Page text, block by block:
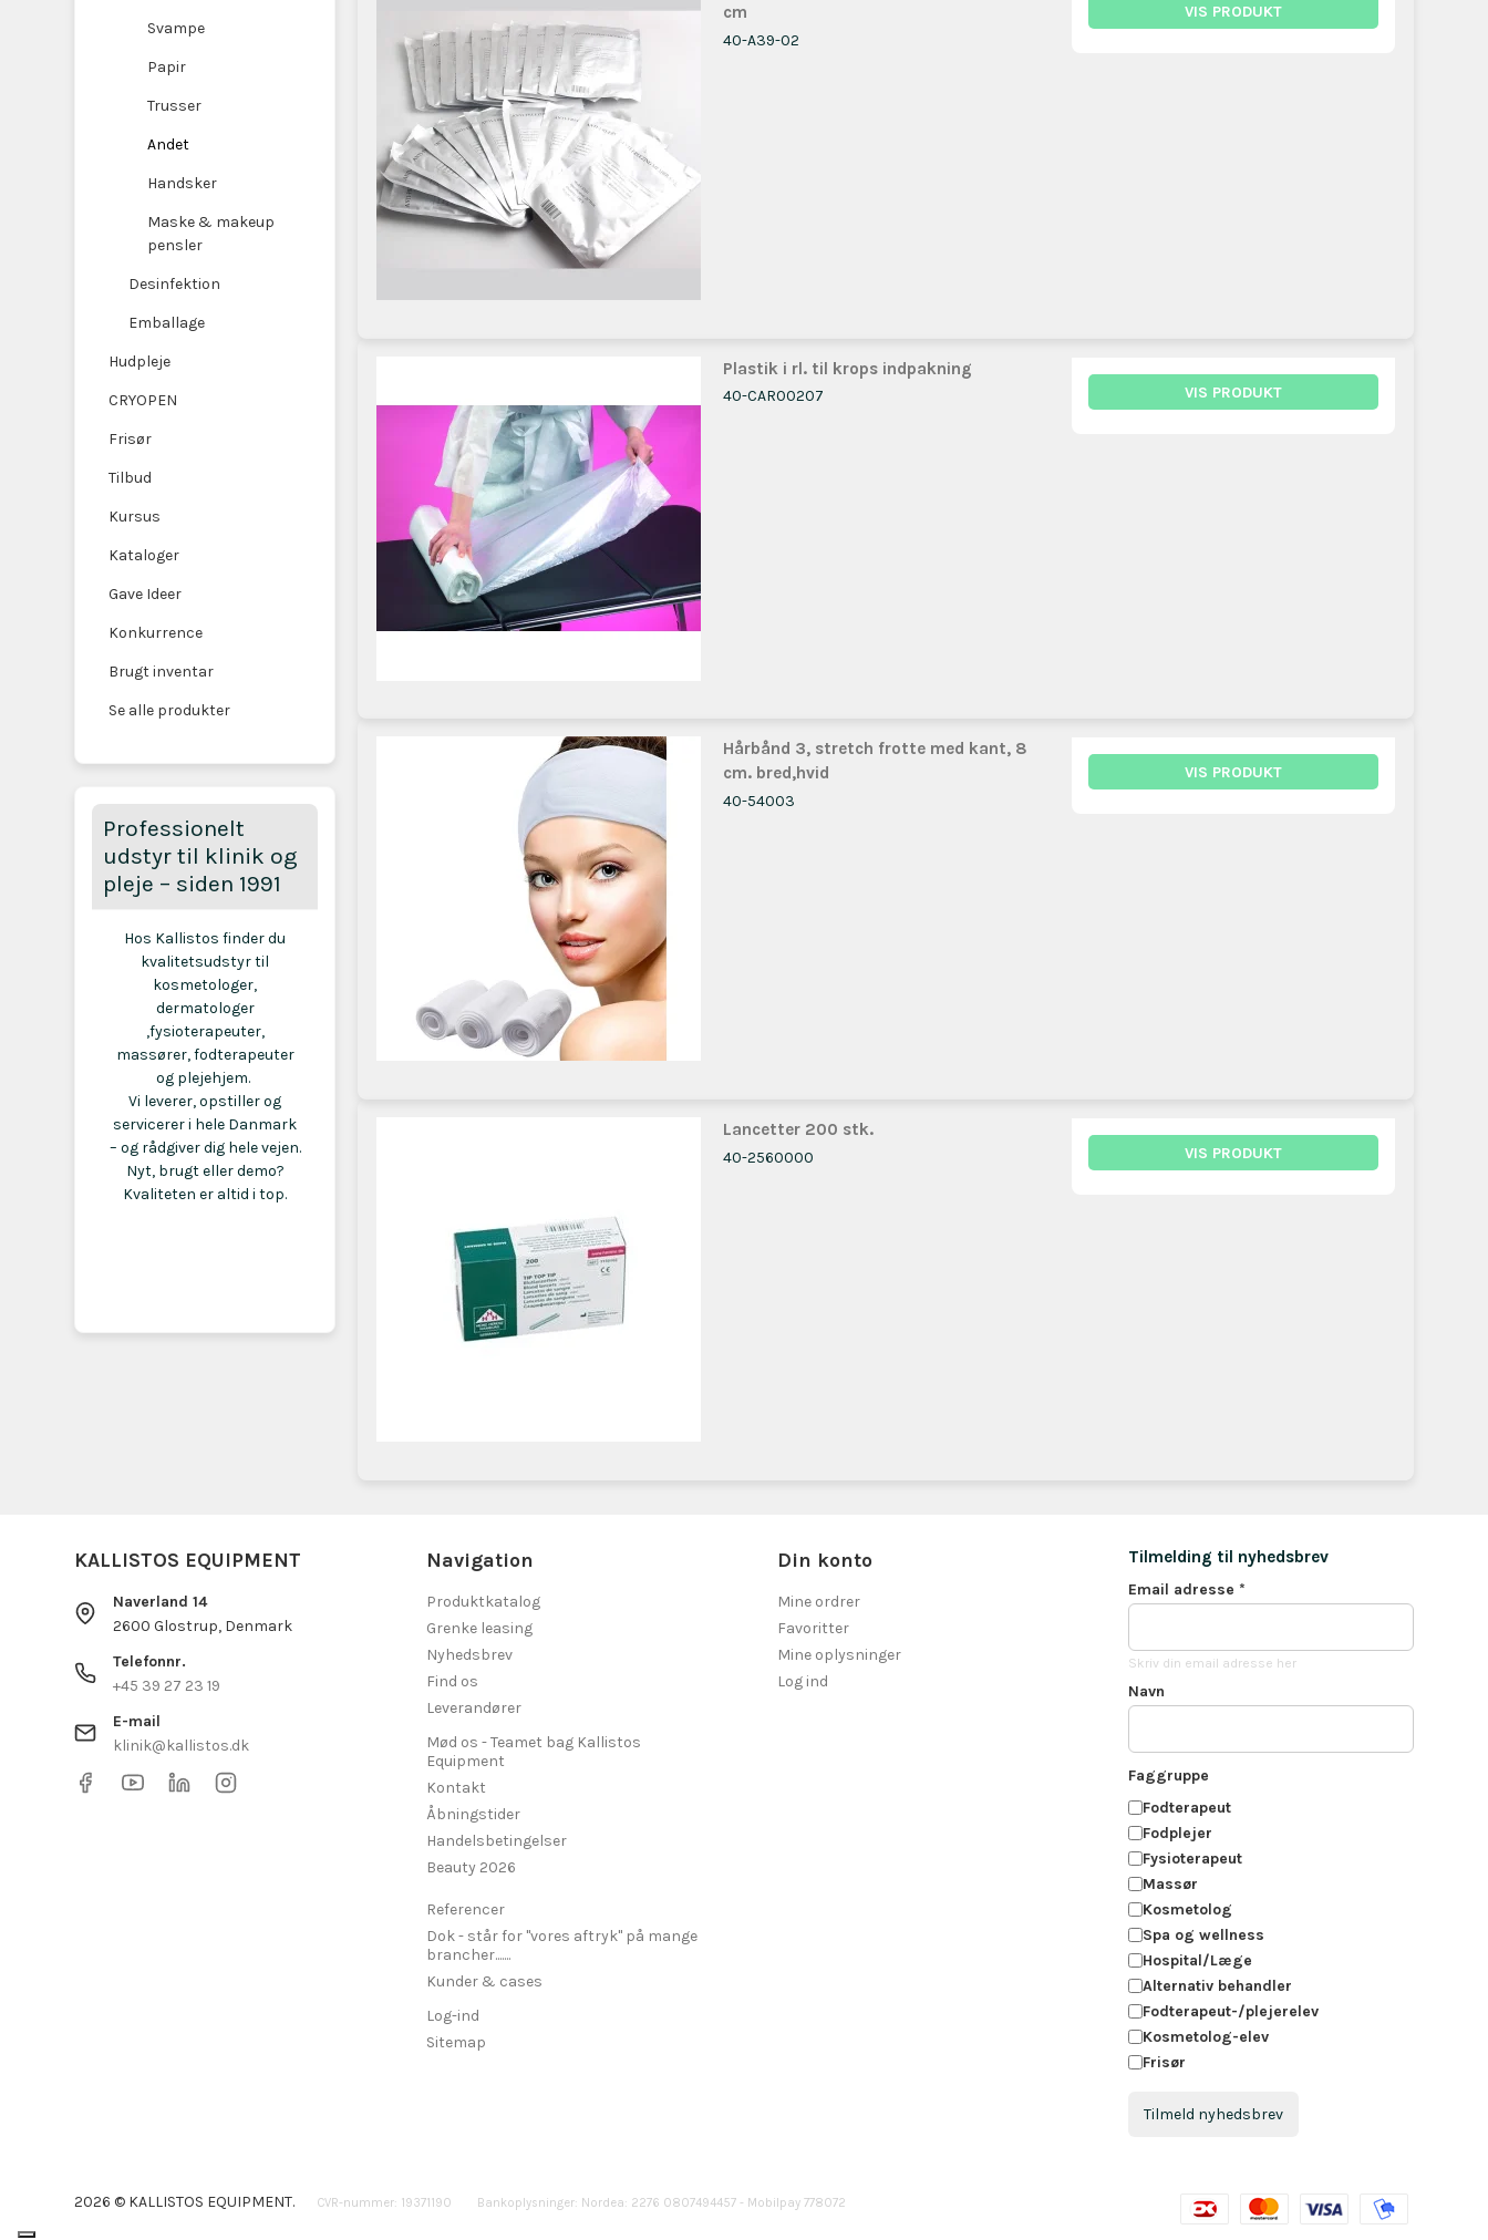
Svampe
Papir
Trusser
Andet
Handsker
Maske & makeup
pensler
Desinfektion
Emballage
Hudpleje
CRYOPEN
Frisør
Tilbud
Kursus
Kataloger
Gave Ideer
Konkurrence
Brugt inventar
Se alle produkter
Professionelt
udstyr til klinik og
pleje – siden 1991
Hos Kallistos finder du
kvalitetsudstyr til
kosmetologer,
dermatologer
,fysioterapeuter,
massører, fodterapeuter
og plejehjem.
Vi leverer, opstiller og
servicerer i hele Danmark
– og rådgiver dig hele vejen.
Nyt, brugt eller demo?
Kvaliteten er altid i top.
cm
40-A39-02
VIS PRODUKT
Plastik i rl. til krops indpakning
40-CAR00207 VIS PRODUKT
Hårbånd 3, stretch frotte med kant, 8
cm. bred,hvid
40-54003
VIS PRODUKT
Lancetter 200 stk.
40-2560000 VIS PRODUKT
KALLISTOS EQUIPMENT
Naverland 14
2600 Glostrup, Denmark
Telefonnr.
+45 39 27 23 19
E-mail
klinik@kallistos.dk
Navigation
Produktkatalog
Grenke leasing
Nyhedsbrev
Find os
Leverandører
Mød os - Teamet bag Kallistos
Equipment
Kontakt
Åbningstider
Handelsbetingelser
Beauty 2026
Referencer
Dok - står for "vores aftryk" på mange
brancher.......
Kunder & cases
Log-ind
Sitemap
Din konto
Mine ordrer
Favoritter
Mine oplysninger
Log ind
Tilmelding til nyhedsbrev
Email adresse*
Skriv din email adresse her
Navn
Faggruppe
Fodterapeut
Fodplejer
Fysioterapeut
Massør
Kosmetolog
Spa og wellness
Hospital/Læge
Alternativ behandler
Fodterapeut-/plejerelev
Kosmetolog-elev
Frisør
Tilmeld nyhedsbrev
2026 © KALLISTOS EQUIPMENT. CVR-nummer: 19371190 Bankoplysninger: Nordea: 2276 0807494457 - Mobilpay 778072